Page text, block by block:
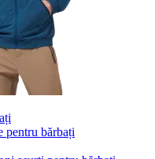
pentru bărbați